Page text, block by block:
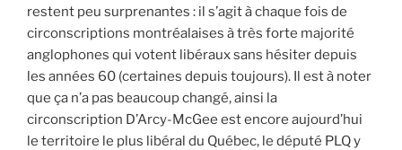
restent peu surprenantes : il s’agit à chaque fois de
circonscriptions montréalaises à très forte majorité
anglophones qui votent libéraux sans hésiter depuis
les années 60 (certaines depuis toujours). Il est à noter
que ça n’a pas beaucoup changé, ainsi la
circonscription D’Arcy-McGee est encore aujourd’hui
le territoire le plus libéral du Québec, le député PLQ y